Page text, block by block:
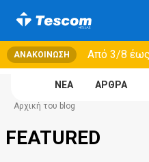
ΑΝΑΚΟΊΝΩΣΗ
NEA ΑΡΘΡΑ
Αρχική του blog
FEATURED